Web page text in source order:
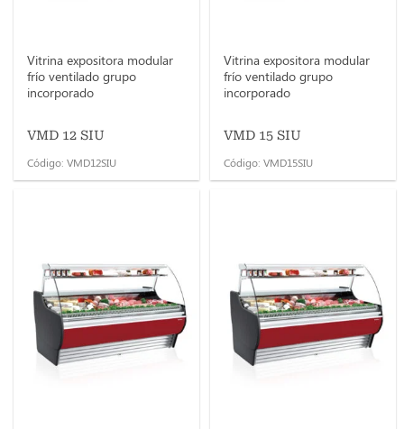
Vitrina expositora modular
frío ventilado grupo
incorporado
VMD 12 SIU
Código: VMD12SIU
Vitrina expositora modular
frío ventilado grupo
incorporado
VMD 15 SIU
Código: VMD15SIU